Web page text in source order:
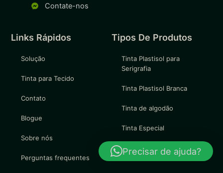
Links Rápidos
Solução
Tinta para Tecido
Contato
Blogue
Sobre nós
Perguntas frequentes
Tipos De Produtos
Tinta Plastisol para
Serigrafia
Tinta Plastisol Branca
Tinta de algodão
Tinta Especial
Tinta de serigrafia
dourada
Contate-nos
Precisar de ajuda?